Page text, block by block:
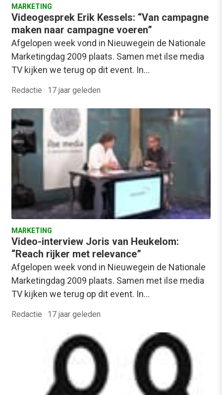
MARKETING
Videogesprek Erik Kessels: “Van campagne
maken naar campagne voeren”
Afgelopen week vond in Nieuwegein de Nationale
Marketingdag 2009 plaats. Samen met ilse media
TV kijken we terug op dit event. In…
Redactie · 17 jaar geleden
MARKETING
Video-interview Joris van Heukelom:
“Reach rijker met relevance”
Afgelopen week vond in Nieuwegein de Nationale
Marketingdag 2009 plaats. Samen met ilse media
TV kijken we terug op dit event. In…
Redactie · 17 jaar geleden